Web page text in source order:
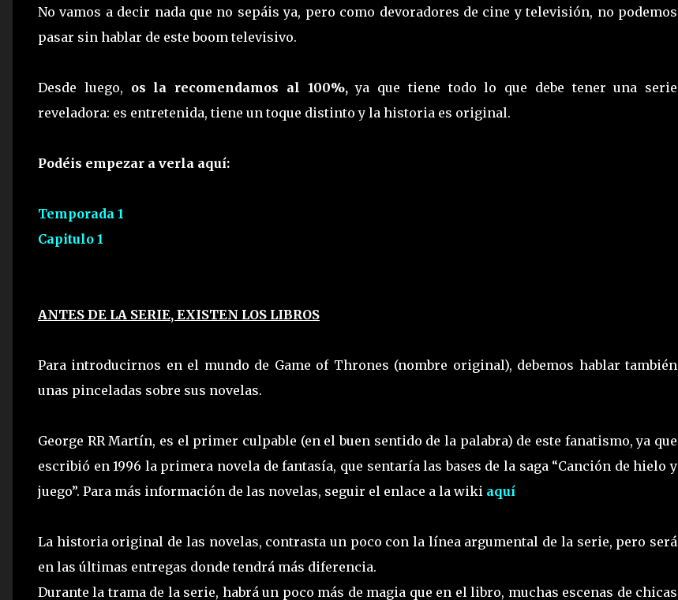
No vamos a decir nada que no sepáis ya, pero como devoradores de cine y televisión, no podemos
pasar sin hablar de este boom televisivo.
Desde luego, os la recomendamos al 100%,ya que tiene todo lo que debe tener una serie
reveladora: es entretenida, tiene un toque distinto y la historia es original.
Podéis empezar a verla aquí:
Temporada 1
Capitulo 1
ANTES DE LA SERIE, EXISTEN LOS LIBROS
Para introducirnos en el mundo de Game of Thrones (nombre original), debemos hablar también
unas pinceladas sobre sus novelas.
George RR Martín, es el primer culpable (en el buen sentido de la palabra) de este fanatismo, ya que
escribió en 1996 la primera novela de fantasía, que sentaría las bases de la saga “Canción de hielo y
juego”. Para más información de las novelas, seguir el enlace a la wiki aquí
La historia original de las novelas, contrasta un poco con la línea argumental de la serie, pero será
en las últimas entregas donde tendrá más diferencia.
Durante la trama de la serie, habrá un poco más de magia que en el libro, muchas escenas de chicas